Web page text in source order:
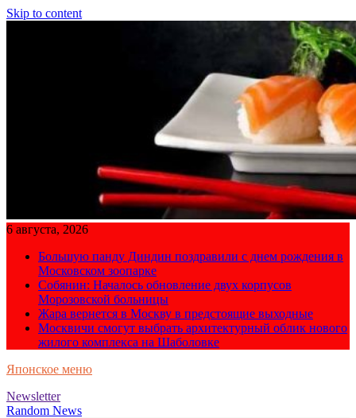
Skip to content
6 августа, 2026
Большую панду Диндин поздравили с днем рождения в
Московском зоопарке
Собянин: Началось обновление двух корпусов
Морозовской больницы
Жара вернется в Москву в предстоящие выходные
Москвичи смогут выбрать архитектурный облик нового
жилого комплекса на Шаболовке
Японское меню
Newsletter
Random News